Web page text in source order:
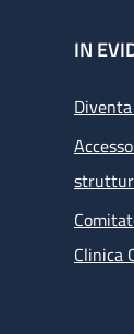
IN
Clinica